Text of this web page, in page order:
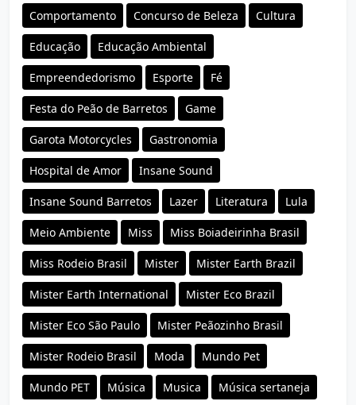
Comportamento Concurso de Beleza Cultura
Educação Educação Ambiental
Empreendedorismo Esporte Fé
Festa do Peão de Barretos Game
Garota Motorcycles Gastronomia
Hospital de Amor Insane Sound
Insane Sound Barretos Lazer Literatura Lula
Meio Ambiente Miss Miss Boiadeirinha Brasil
Miss Rodeio Brasil Mister Mister Earth Brazil
Mister Earth International Mister Eco Brazil
Mister Eco São Paulo Mister Peãozinho Brasil
Mister Rodeio Brasil Moda Mundo Pet
Mundo PET Música Musica Música sertaneja